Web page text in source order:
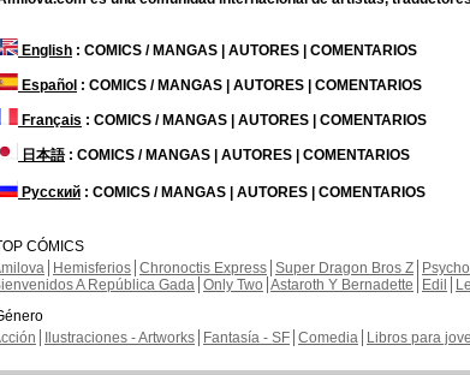
English : COMICS / MANGAS | AUTORES | COMENTARIOS
Español : COMICS / MANGAS | AUTORES | COMENTARIOS
Français : COMICS / MANGAS | AUTORES | COMENTARIOS
日本語: COMICS / MANGAS | AUTORES | COMENTARIOS
Русский : COMICS / MANGAS | AUTORES | COMENTARIOS
CÓMICS
Hemisferios Chronoctis Express Super Dragon Bros Z
A República Gada Only Two Astaroth Y Bernadette Edil
Ilustraciones - Artworks Fantasía - SF Comedia Libros para